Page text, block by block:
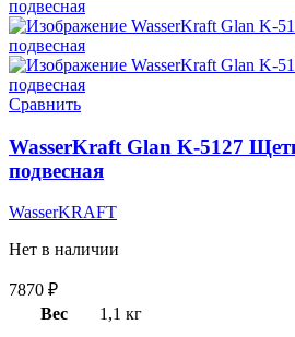
Сравнить
WasserKraft Glan K-5127
подвесная
WasserKRAFT
Нет в наличии
7870 ₽
Вес
1,1 кг